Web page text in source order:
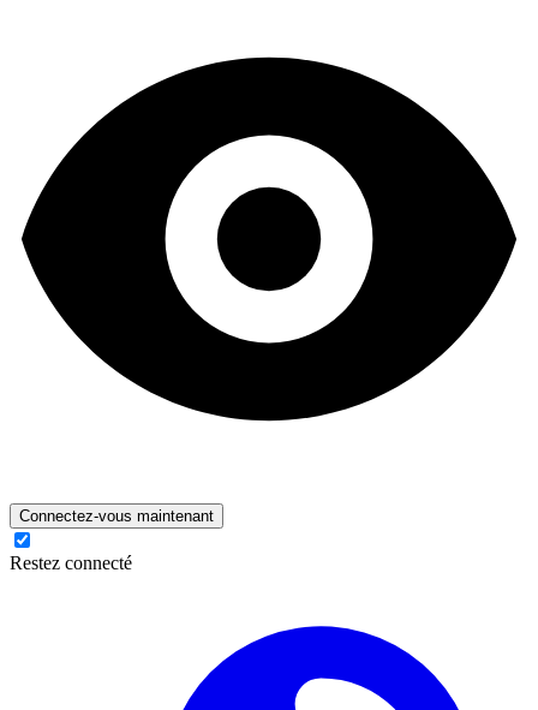
Connectez-vous maintenant
Restez connecté